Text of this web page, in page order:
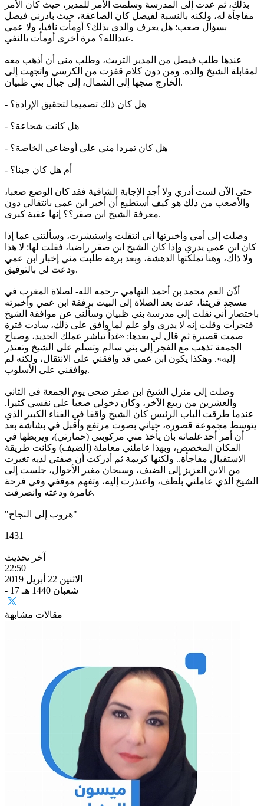
بذلك، ثم عدت إلى المدرسة وسلمت الأمر للمدير، حيث كان الأمر
مفاجأة له، ولكنه بالنسبة لفيصل كان الصاعقة، حيث بادرني فيصل
بسؤال صعب: هل يعرف والدي بذلك؟ أومأت نافيا، ولا عمي
عبدالله؟ مرة أخرى أومأت بالنفي.
عندها طلب فيصل من المدير التريث، وطلب مني أن أذهب معه
لمقابلة الشيخ والده. ومن دون كلام قفزت من الكرسي واتجهت إلى
الخارج متجها إلى الشمال، إلى جبال بني ظبيان.
- هل كان ذلك تصميما لتحقيق الإرادة؟
- هل كانت شجاعة؟
- هل كان تمردا مني على أوضاعي الخاصة؟
- أم هل كان جبنا؟
حتى الآن لست أدري ولا أجد الإجابة الشافية فقد كان الوضع صعبا،
والأصعب من ذلك هو كيف أستطيع أن أخبر ابن عمي بانتقالي دون
معرفة الشيخ ابن صقر؟؟ إنها عقبة كبرى.
وصلت إلى أمي وأخبرتها أني انتقلت واستبشرت، وسألتني عما إذا
كان ابن عمي يدري وإذا كان الشيخ ابن صقر راضيا، فقلت لها: لا هذا
ولا ذاك، وهنا تملكتها الدهشة، وبعد برهة طلبت مني إخبار ابن عمي
ودعت لي بالتوفيق.
أذّن العم محمد بن أحمد التهامي -رحمه الله- لصلاة المغرب في
مسجد قريتنا، عدت بعد الصلاة إلى البيت برفقة ابن عمي وأخبرته
باختصار أني نقلت إلى مدرسة بني ظبيان وسألني عن موافقة الشيخ
فتجرأت وقلت إنه لا يدري ولو علم لما وافق على ذلك، سادت فترة
صمت قصيرة ثم قال لي بعدها: «غداً تباشر عملك الجديد، وصباح
الجمعة تذهب مع الفجر إلى بني سالم وتسلم على الشيخ وتعتذر
إليه». وهكذا يكون ابن عمي قد وافقني على الانتقال، ولكنه لم
يوافقني على الأسلوب.
وصلت إلى منزل الشيخ ابن صقر ضحى يوم الجمعة في الثاني
والعشرين من ربيع الآخر، وكان دخولي صعبا على نفسي كثيرا.
عندما طرقت الباب الرئيس كان الشيخ واقفا في الفناء الكبير الذي
يتوسط مجموعة قصوره، حياني بصوت مرتفع وأقبل في بشاشة بعد
أن أمر أحد غلمانه بأن يأخذ مني مركوبتي (حمارتي)، ويربطها في
المكان المخصص، وبهذا عاملني معاملة (الضيف) وكانت طريقة
الاستقبال مفاجأة.. ولكنها كريمة ثم أدركت أن صفتي لديه تغيرت
من الابن العزيز إلى الضيف، وسبحان مغير الأحوال، جلست إلى
الشيخ الذي عاملني بلطف، واعتذرت إليه، وتفهم موقفي وفي فرحة
غامرة ودعته وانصرفت.
"هروب إلى النجاح"
1431
آخر تحديث
22:50
الاثنين 22 أبريل 2019
- 17 شعبان 1440 هـ
مقالات مشابهة